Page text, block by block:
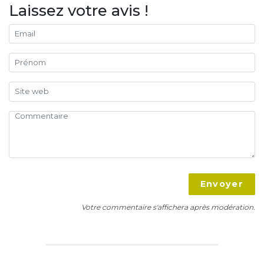
Laissez votre avis !
Envoyer
Votre commentaire s'affichera après modération.